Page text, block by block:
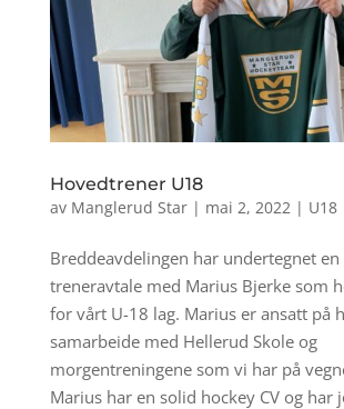
Hovedtrener U18
av Manglerud Star| mai 2, 2022| U18
Breddeavdelingen har undertegnet
treneravtale med Marius Bjerke som
for vårt U-18 lag. Marius er ansatt på
samarbeide med Hellerud Skole og
morgentreningene som vi har på
Marius har en solid hockey CV og har